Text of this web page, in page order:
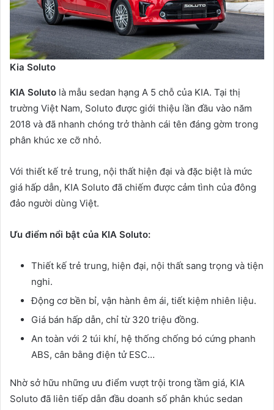
Kia Soluto
KIA Soluto là mẫu sedan hạng A 5 chỗ của KIA. Tại thị
trường Việt Nam, Soluto được giới thiệu lần đầu vào năm
2018 và đã nhanh chóng trở thành cái tên đáng gờm trong
phân khúc xe cỡ nhỏ.
Với thiết kế trẻ trung, nội thất hiện đại và đặc biệt là mức
giá hấp dẫn, KIA Soluto đã chiếm được cảm tình của đông
đảo người dùng Việt.
Ưu điểm nổi bật của KIA Soluto:
Thiết kế trẻ trung, hiện đại, nội thất sang trọng và tiện
nghi.
Động cơ bền bỉ, vận hành êm ái, tiết kiệm nhiên liệu.
Giá bán hấp dẫn, chỉ từ 320 triệu đồng.
An toàn với 2 túi khí, hệ thống chống bó cứng phanh
ABS, cân bằng điện tử ESC…
Nhờ sở hữu những ưu điểm vượt trội trong tầm giá, KIA
Soluto đã liên tiếp dẫn đầu doanh số phân khúc sedan